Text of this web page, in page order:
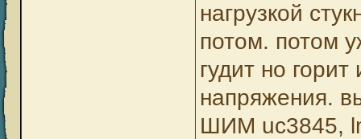
нагрузкой
потом. потом
гудит но
напряжения.
ШИМ uc3845,